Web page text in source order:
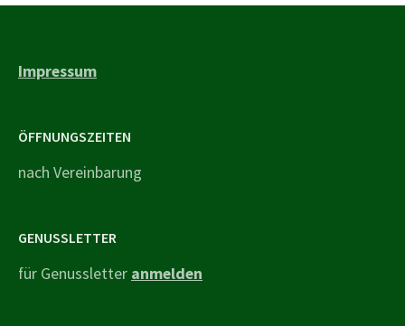
Impressum
ÖFFNUNGSZEITEN
nach Vereinbarung
GENUSSLETTER
für Genussletter anmelden